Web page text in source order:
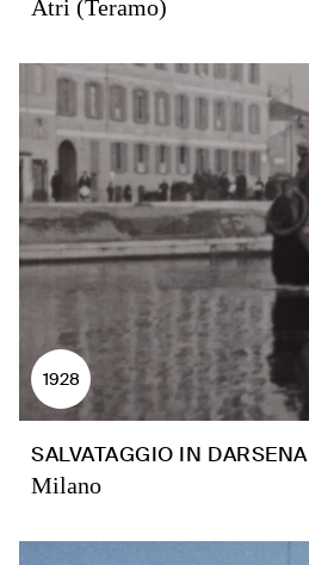
Atri (Teramo)
1928
SALVATAGGIO IN DARSENA
Milano